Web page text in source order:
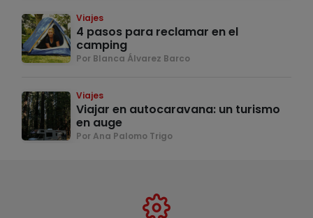
Viajes
4 pasos para reclamar en el
camping
Por Blanca Álvarez Barco
Viajes
Viajar en autocaravana: un turismo
en auge
Por Ana Palomo Trigo